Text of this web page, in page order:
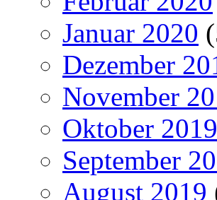
Januar 2020
Dezember
November
Oktober 2019
September
August 2019